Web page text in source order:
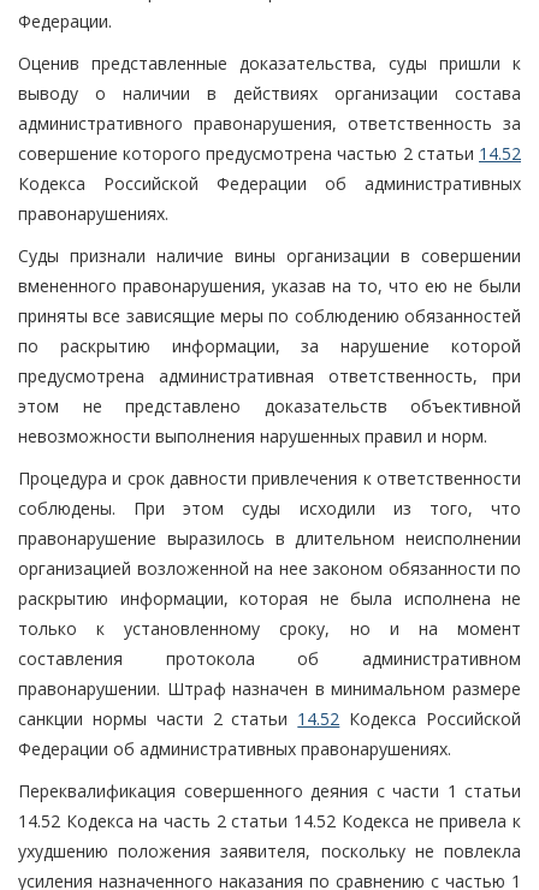
Федерации.
Оценив представленные доказательства, суды пришли к
выводу о наличии в действиях организации состава
административного правонарушения, ответственность за
совершение которого предусмотрена частью 2 статьи 14.52
Кодекса Российской Федерации об административных
правонарушениях.
Суды признали наличие вины организации в совершении
вмененного правонарушения, указав на то, что ею не были
приняты все зависящие меры по соблюдению обязанностей
по раскрытию информации, за нарушение которой
предусмотрена административная ответственность, при
этом не представлено доказательств объективной
невозможности выполнения нарушенных правил и норм.
Процедура и срок давности привлечения к ответственности
соблюдены. При этом суды исходили из того, что
правонарушение выразилось в длительном неисполнении
организацией возложенной на нее законом обязанности по
раскрытию информации, которая не была исполнена не
только к установленному сроку, но и на момент
составления протокола об административном
правонарушении. Штраф назначен в минимальном размере
санкции нормы части 2 статьи 14.52 Кодекса Российской
Федерации об административных правонарушениях.
Переквалификация совершенного деяния с части 1 статьи
14.52 Кодекса на часть 2 статьи 14.52 Кодекса не привела к
ухудшению положения заявителя, поскольку не повлекла
усиления назначенного наказания по сравнению с частью 1